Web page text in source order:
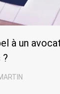
à un